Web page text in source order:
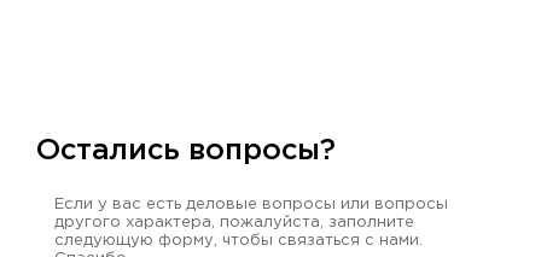
Остались вопросы?
Если у вас есть деловые вопросы или вопросы
другого характера, пожалуйста, заполните
следующую форму, чтобы связаться с нами.